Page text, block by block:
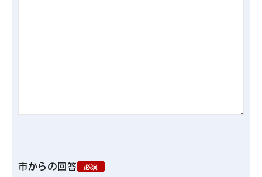
市からの回答 必須